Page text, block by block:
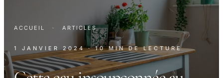
ACCUEIL · ARTICLES
1 JANVIER 2024 · 10 MIN DE LECTURE